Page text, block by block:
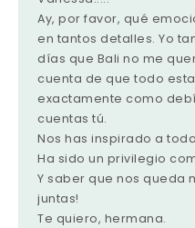
Ay, por favor, qué
en tantos detalles. Yo
días que Bali no me
cuenta de que todo
exactamente como
cuentas tú.
Nos has inspirado a
Ha sido un privilegio
Y saber que nos queda
juntas!
Te quiero, hermana.